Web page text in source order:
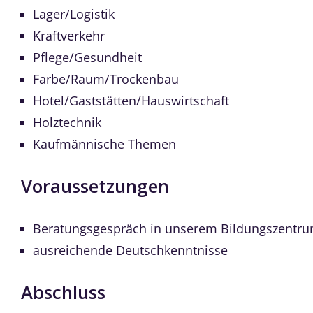
Lager/Logistik
Kraftverkehr
Pflege/Gesundheit
Farbe/Raum/Trockenbau
Hotel/Gaststätten/Hauswirtschaft
Holztechnik
Kaufmännische Themen
Voraussetzungen
Beratungsgespräch in unserem
ausreichende Deutschkenntnisse
Abschluss